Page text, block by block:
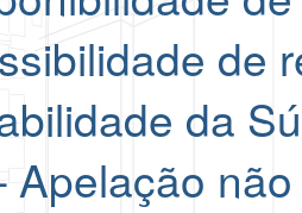
de
da
Apelação